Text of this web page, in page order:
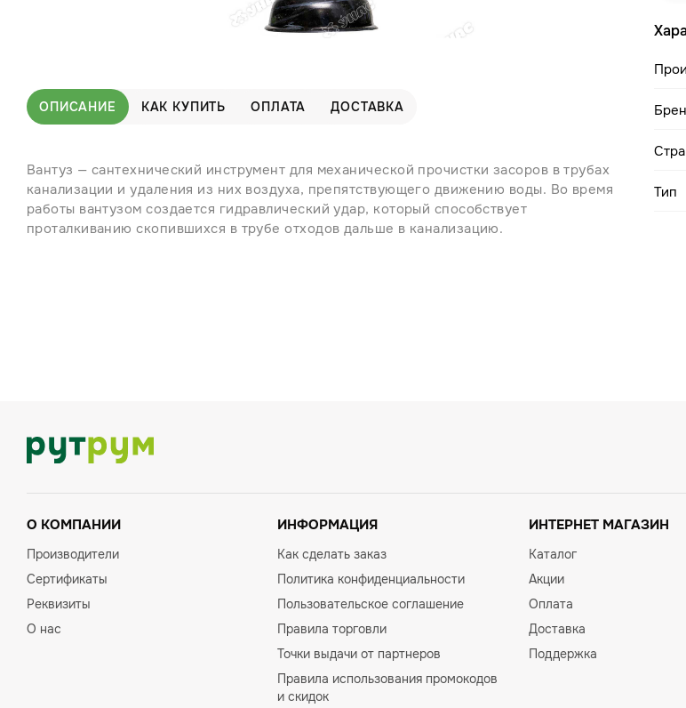
ОПИСАНИЕ КАК КУПИТЬ ОПЛАТА ДОСТАВКА
Вантуз — сантехнический инструмент для механической прочистки засоров в трубах
канализации и удаления из них воздуха, препятствующего движению воды. Во время
работы вантузом создается гидравлический удар, который способствует
проталкиванию скопившихся в трубе отходов дальше в канализацию.
Тип
О КОМПАНИИ
Производители
Сертификаты
Реквизиты
О нас
ИНФОРМАЦИЯ
Как сделать заказ
Политика конфиденциальности
Пользовательское соглашение
Правила торговли
Точки выдачи от партнеров
Правила использования промокодов
и скидок
ИНТЕРНЕТ МАГАЗИН
Каталог
Акции
Оплата
Доставка
Поддержка